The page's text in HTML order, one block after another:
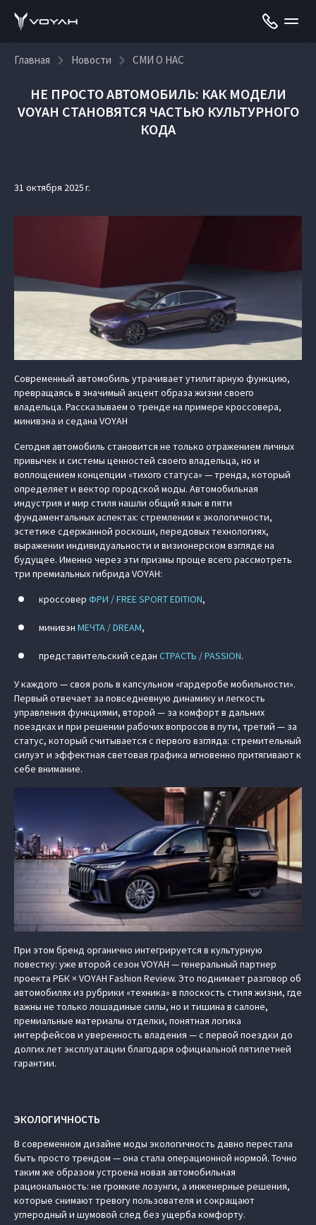
Главная Новости СМИ О НАС
НЕ ПРОСТО АВТОМОБИЛЬ: КАК МОДЕЛИ
VOYAH СТАНОВЯТСЯ ЧАСТЬЮ КУЛЬТУРНОГО
КОДА
31 октября 2025 г.
Современный автомобиль утрачивает утилитарную функцию,
превращаясь в значимый акцент образа жизни своего
владельца. Рассказываем о тренде на примере кроссовера,
минивэна и седана VOYAH
Сегодня автомобиль становится не только отражением личных
привычек и системы ценностей своего владельца, но и
воплощением концепции «тихого статуса» — тренда, который
определяет и вектор городской моды. Автомобильная
индустрия и мир стиля нашли общий язык в пяти
фундаментальных аспектах: стремлении к экологичности,
эстетике сдержанной роскоши, передовых технологиях,
выражении индивидуальности и визионерском взгляде на
будущее. Именно через эти призмы проще всего рассмотреть
три премиальных гибрида VOYAH:
кроссовер ФРИ / FREE SPORT EDITION,
минивэн МЕЧТА / DREAM,
представительский седан СТРАСТЬ / PASSION.
У каждого — своя роль в капсульном «гардеробе мобильности».
Первый отвечает за повседневную динамику и легкость
управления функциями, второй — за комфорт в дальних
поездках и при решении рабочих вопросов в пути, третий — за
статус, который считывается с первого взгляда: стремительный
силуэт и эффектная световая графика мгновенно притягивают к
себе внимание.
При этом бренд органично интегрируется в культурную
повестку: уже второй сезон VOYAH — генеральный партнер
проекта РБК × VOYAH Fashion Review. Это поднимает разговор об
автомобилях из рубрики «техника» в плоскость стиля жизни, где
важны не только лошадиные силы, но и тишина в салоне,
премиальные материалы отделки, понятная логика
интерфейсов и уверенность владения — с первой поездки до
долгих лет эксплуатации благодаря официальной пятилетней
гарантии.
ЭКОЛОГИЧНОСТЬ
В современном дизайне моды экологичность давно перестала
быть просто трендом — она стала операционной нормой. Точно
таким же образом устроена новая автомобильная
рациональность: не громкие лозунги, а инженерные решения,
которые снимают тревогу пользователя и сокращают
углеродный и шумовой след без ущерба комфорту.